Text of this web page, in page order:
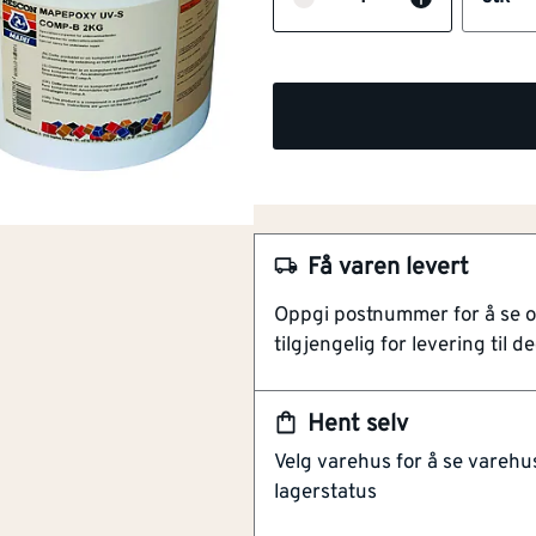
Hent selv
Velg varehus for å se
lagerstatus
Få varen levert
Oppgi postnummer for å se
tilgjengelig for levering til
NOBB
55364714
Artikkelnummer 101382313
komponent epoksybasert
under vann. 4 kg sett.
kg er ikke sampakket, men
H315 - Irriterer